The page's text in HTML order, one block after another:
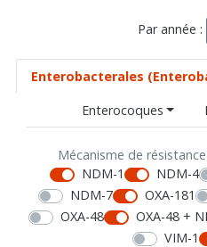
Par année :
Enterobacterales
Enterocoques
Mécanisme de résistance
NDM-1
NDM-4
NDM-7
OXA-181
OXA-48
OXA-48 +
VIM-1